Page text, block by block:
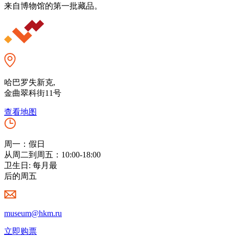
来自博物馆的第一批藏品。
哈巴罗失新克,
金曲翠科街11号
查看地图
周一：假日
从周二到周五：10:00-18:00
卫生日: 每月最
后的周五
museum@hkm.ru
立即购票